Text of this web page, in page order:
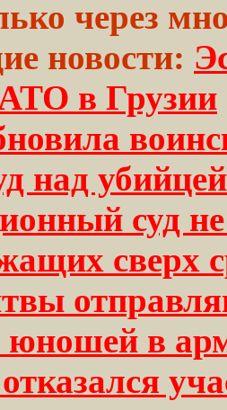
через
новости:
в Грузии
над
суд
сверх
юношей в